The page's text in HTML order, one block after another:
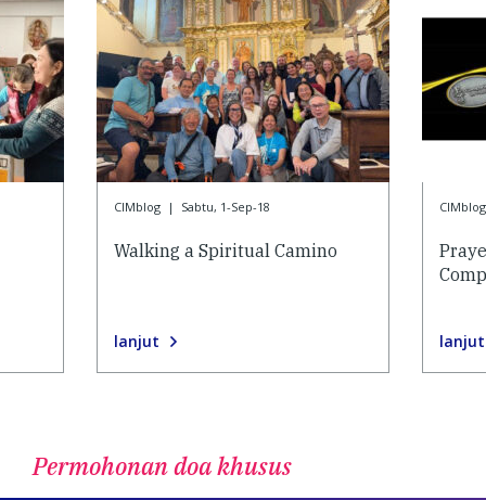
CIMblog | Sabtu, 1-Sep-18
Walking a Spiritual Camino
lanjut
CIMblog
lanjut
Permohonan doa khusus